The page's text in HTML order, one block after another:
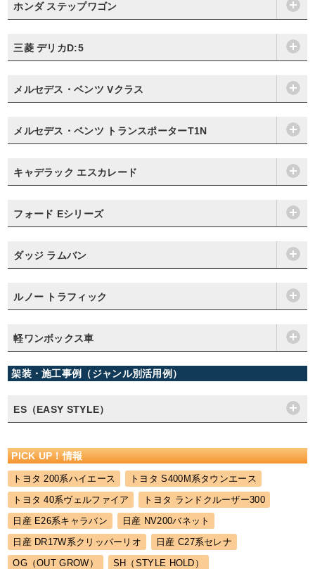
ホンダ ステップワゴン
三菱 デリカD:5
メルセデス・ベンツ Vクラス
メルセデス・ベンツ トランスポーターT1N
キャデラック エスカレード
フォード Eシリーズ
ダッジ ラムバン
ルノー トラフィック
軽ワンボックス車
架装・施工事例（ジャンル別活用例）
ES（EASY STYLE）
PICK UP！情報
トヨタ 200系ハイエース
トヨタ S400M系タウンエース
トヨタ 40系ヴェルファイア
トヨタ ランドクルーザー300
日産 E26系キャラバン
日産 NV200バネット
日産 DR17W系クリッパーリオ
日産 C27系セレナ
OG（OUT GROW）
SH（STYLE HOLD）